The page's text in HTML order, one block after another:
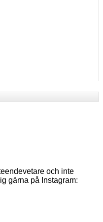
och inte
gärna på Instagram: